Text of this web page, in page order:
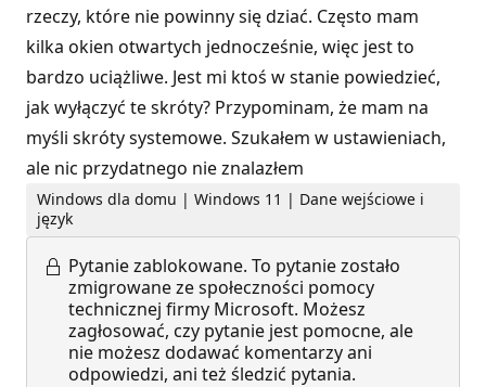
rzeczy, które nie powinny się dziać. Często mam
kilka okien otwartych jednocześnie, więc jest to
bardzo uciążliwe. Jest mi ktoś w stanie powiedzieć,
jak wyłączyć te skróty? Przypominam, że mam na
myśli skróty systemowe. Szukałem w ustawieniach,
ale nic przydatnego nie znalazłem
Windows dla domu | Windows 11 | Dane wejściowe i
język
Pytanie zablokowane. To pytanie zostało
zmigrowane ze społeczności pomocy
technicznej firmy Microsoft. Możesz
zagłosować, czy pytanie jest pomocne, ale
nie możesz dodawać komentarzy ani
odpowiedzi, ani też śledzić pytania.